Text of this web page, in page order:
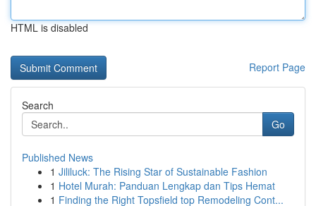
HTML is disabled
Report Page
Search
Go
Published News
1 Jililuck: The Rising Star of Sustainable Fashion
1 Hotel Murah: Panduan Lengkap dan Tips Hemat
1 Finding the Right Topsfield top Remodeling Cont...